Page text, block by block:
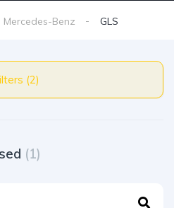
Mercedes-Benz GLS
Filters (2)
(1)